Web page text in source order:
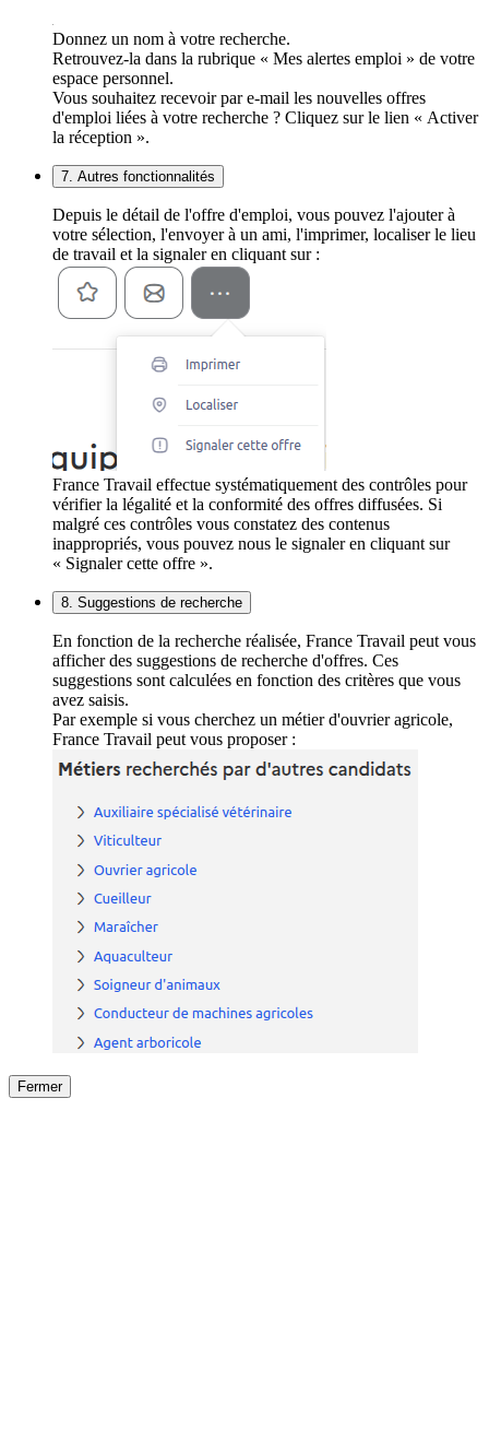
Donnez un nom à votre recherche.
Retrouvez-la dans la rubrique « Mes alertes emploi » de votre
espace personnel.
Vous souhaitez recevoir par e-mail les nouvelles offres
d'emploi liées à votre recherche ? Cliquez sur le lien « Activer
la réception ».
7. Autres fonctionnalités
Depuis le détail de l'offre d'emploi, vous pouvez l'ajouter à
votre sélection, l'envoyer à un ami, l'imprimer, localiser le lieu
de travail et la signaler en cliquant sur :
France Travail effectue systématiquement des contrôles pour
vérifier la légalité et la conformité des offres diffusées. Si
malgré ces contrôles vous constatez des contenus
inappropriés, vous pouvez nous le signaler en cliquant sur
« Signaler cette offre ».
8. Suggestions de recherche
En fonction de la recherche réalisée, France Travail peut vous
afficher des suggestions de recherche d'offres. Ces
suggestions sont calculées en fonction des critères que vous
avez saisis.
Par exemple si vous cherchez un métier d'ouvrier agricole,
France Travail peut vous proposer :
Fermer